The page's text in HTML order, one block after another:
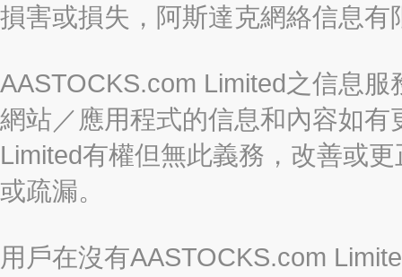
損害或損失，阿斯達克網絡信息
AASTOCKS.com Limited之信息
網站／應用程式的信息和內容如
Limited有權但無此義務，改善或
或疏漏。
用戶在沒有AASTOCKS.com